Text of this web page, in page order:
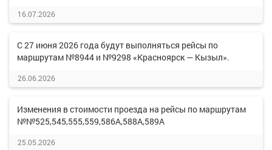
16.07.2026
С 27 июня 2026 года будут выполняться рейсы по
маршрутам №8944 и №9298 «Красноярск — Кызыл».
26.06.2026
Изменения в стоимости проезда на рейсы по маршрутам
№№525,545,555,559,586А,588А,589А
25.05.2026